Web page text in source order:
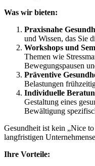
Was wir bieten:
Praxisnahe
und Wissen, das Sie
Workshops und
Themen wie
Bewegungspausen
Präventive
Belastungen
Individuelle
Gestaltung eines
Bewältigung
Gesundheit ist kein „Nice
langfristigen
Ihre Vorteile: